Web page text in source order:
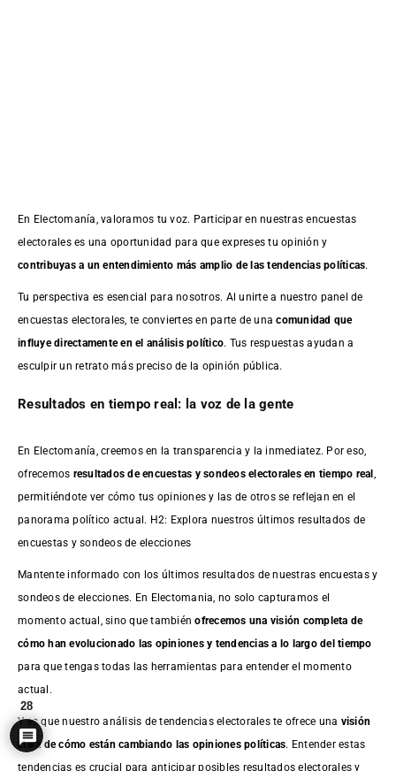
En Electomanía, valoramos tu voz. Participar en nuestras encuestas
electorales es una oportunidad para que expreses tu opinión y
contribuyas a un entendimiento más amplio de las tendencias políticas.
Tu perspectiva es esencial para nosotros. Al unirte a nuestro panel de
encuestas electorales, te conviertes en parte de unacomunidad que
influye directamente en el análisis político. Tus respuestas ayudan a
esculpir un retrato más preciso de la opinión pública.
Resultados en tiempo real: la voz de la gente
En Electomanía, creemos en la transparencia y la inmediatez. Por eso,
ofrecemos resultados deencuestas y sondeos electorales en tiempo real ,
permitiéndote ver cómo tus opiniones y las de otros se reflejan en el
panorama político actual. H2: Explora nuestros últimos resultados de
encuestas y sondeos de elecciones
Mantente informado con los últimos resultados de nuestras encuestasy
sondeos de elecciones. En Electomania, no solo capturamos el
momento actual, sino que tambiénofrecemos una visión completa de
cómo han evolucionado las opiniones y tendencias a lo largo del tiempo
para que tengas todas las herramientas para entender el momento
actual.
Y es que nuestro análisis de tendencias electorales te ofrece una visión
clara de cómo están cambiando las opiniones políticas. Entender estas
tendencias es crucial para anticipar posibles resultados electorales y
28